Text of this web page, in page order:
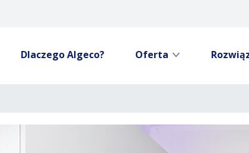
Dlaczego Algeco? Oferta